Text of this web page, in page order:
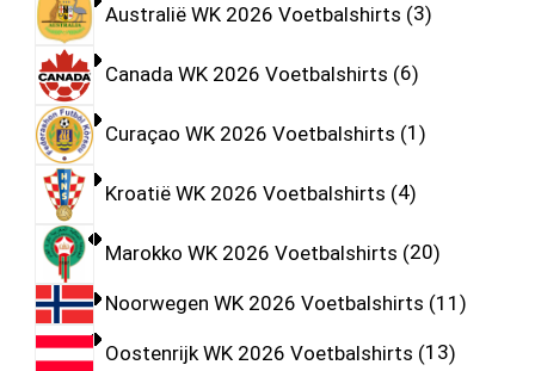
Australië WK 2026 Voetbalshirts 3
Canada WK 2026 Voetbalshirts 6
Curaçao WK 2026 Voetbalshirts 1
Kroatië WK 2026 Voetbalshirts 4
Marokko WK 2026 Voetbalshirts 20
Noorwegen WK 2026 Voetbalshirts 11
Oostenrijk WK 2026 Voetbalshirts 13